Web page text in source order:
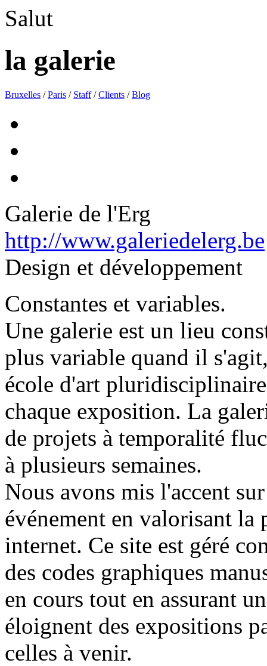
Salut
la galerie
Bruxelles /Paris / Staff/Clients /Blog
Galerie de l'Erg
http://www.galeriedelerg.be
Design et développement
Constantes et variables.
Une galerie est un lieu
plus variable quand il
école d'art
chaque exposition. La
de projets à temporalité
à plusieurs semaines.
Nous avons mis l'accent
événement en valorisant la
internet. Ce site est géré
des codes graphiques
en cours tout en assurant
éloignent des expositions
celles à venir.